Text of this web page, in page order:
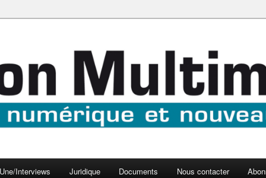
Une/Interviews Juridique Documents Nous contacter